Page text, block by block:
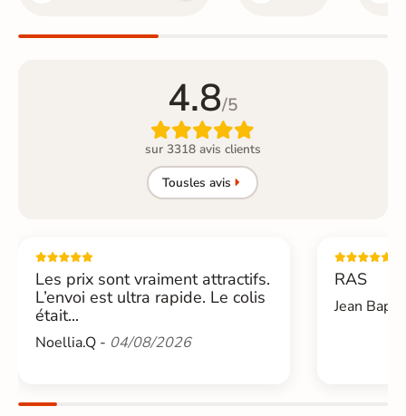
4.8/5

sur 3318 avis clients
Tousles avis
Les prix sont vraiment attractifs.
L’envoi est ultra rapide. Le colis
était...
Noellia.Q - 04/08/2026
RAS
Jean